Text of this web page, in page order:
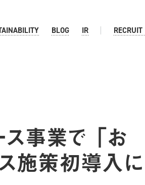
BLOG IR RECRUIT
事業で 「お
施策初導入に